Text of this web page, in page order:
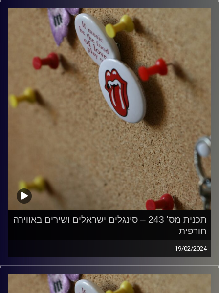
קרדיט תמונות: włodi
תכנית מס' 243 – סינגלים ישראלים ושירים באווירה
חורפית
19/02/2024
קלאסיקות רוק עם אורן הוף